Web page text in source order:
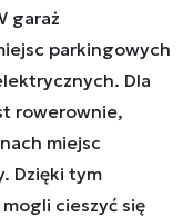
garaż
parkingowych
Dla
rowerownie,
miejsc
Dzięki tym
cieszyć się